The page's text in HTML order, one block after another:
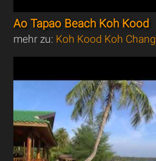
Ao Tapao Beach Koh Kood
mehr zu: Koh Kood Koh Chang